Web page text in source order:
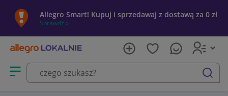
Allegro Smart! Kupuj i sprzedawaj z dostawą za 0 zł
Sprawdź »
Otwórz menu z kategoriami
szukaj